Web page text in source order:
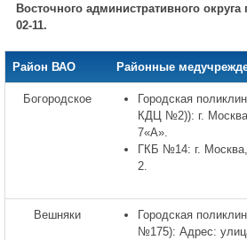
Восточного административного
02-11.
Район ВАО Районные
Богородское
Городская
КДЦ №2)): г.
7«А».
ГКБ №14: г.
2.
Вешняки
Городская
№175): Адрес: